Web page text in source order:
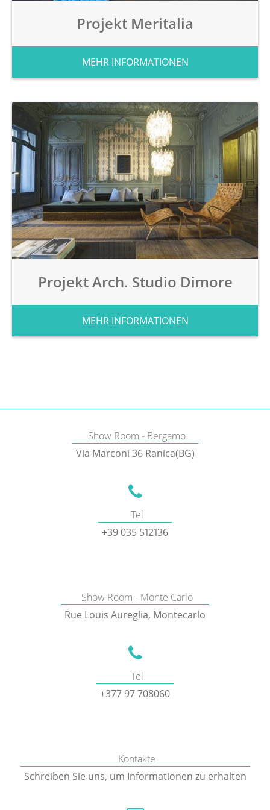
Projekt Meritalia
MEHR INFORMATIONEN
Projekt Arch. Studio Dimore
MEHR INFORMATIONEN
Show Room - Bergamo
Via Marconi 36 Ranica(BG)
Tel
+39 035 512136
Show Room - Monte Carlo
Rue Louis Aureglia, Montecarlo
Tel
+377 97 708060
Kontakte
Schreiben Sie uns, um Informationen zu erhalten